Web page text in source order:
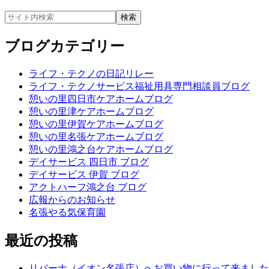
ブログカテゴリー
ライフ・テクノの日記リレー
ライフ・テクノサービス福祉用具専門相談員ブログ
憩いの里四日市ケアホームブログ
憩いの里津ケアホームブログ
憩いの里伊賀ケアホームブログ
憩いの里名張ケアホームブログ
憩いの里鴻之台ケアホームブログ
デイサービス 四日市 ブログ
デイサービス 伊賀 ブログ
アクトハーフ鴻之台 ブログ
広報からのお知らせ
名張やる気保育園
最近の投稿